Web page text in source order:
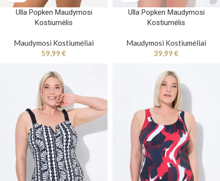
Ulla Popken Maudymosi
Kostiumėlis
Maudymosi Kostiumėliai
59,99 €
Ulla Popken Maudymosi
Kostiumėlis
Maudymosi Kostiumėliai
39,99 €